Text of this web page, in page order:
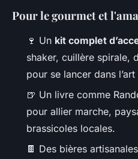
Pour le gourmet et
🍷 Un kit complet
shaker, cuillère spirale,
pour se lancer dans
🍺 Un livre comme
pour allier marche,
brassicoles locales.
🍫 Des bières